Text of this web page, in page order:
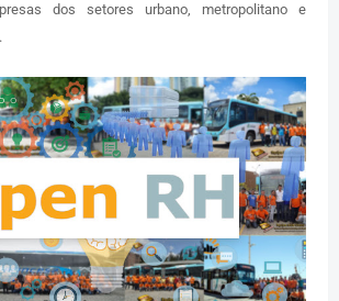
dos setores urbano, metropolitano e